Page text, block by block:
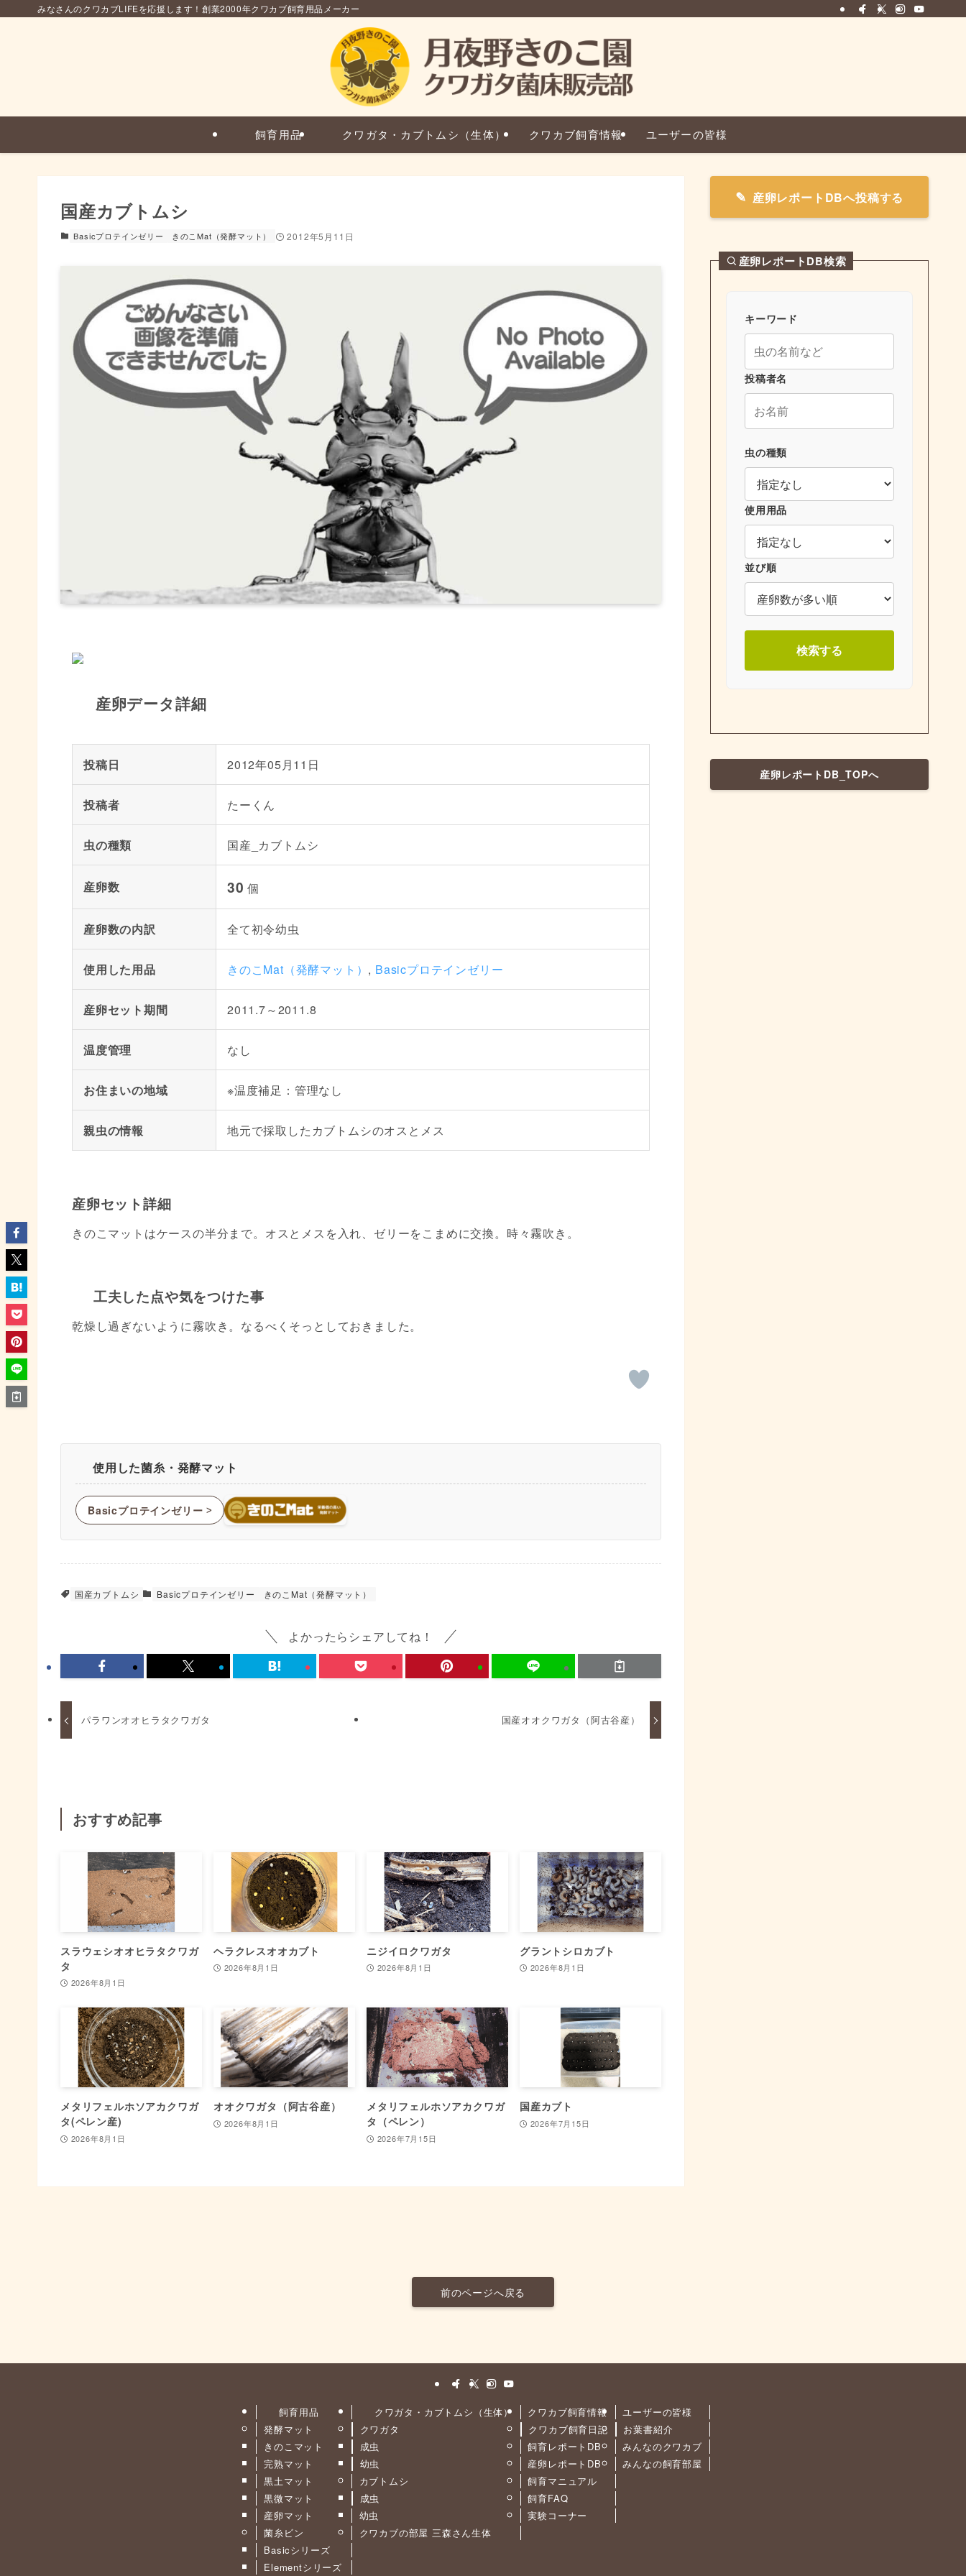
みなさんのクワカブLIFEを応援します！創業2000年クワカブ飼育用品メーカー
飼育用品 クワガタ・カブトムシ（生体） クワカブ飼育情報 ユーザーの皆様
国産カブトムシ
Basicプロテインゼリー きのこMat（発酵マット） 2012年5月11日
産卵データ詳細
投稿日 2012年05月11日
投稿者 たーくん
虫の種類 国産_カブトムシ
産卵数 30 個
産卵数の内訳 全て初令幼虫
使用した用品 きのこMat（発酵マット） , Basicプロテインゼリー
産卵セット期間 2011.7～2011.8
温度管理 なし
お住まいの地域 ※温度補足：管理なし
親虫の情報 地元で採取したカブトムシのオスとメス
産卵セット詳細
きのこマットはケースの半分まで。オスとメスを入れ、ゼリーをこまめに交換。時々霧吹き。
工夫した点や気をつけた事
乾燥し過ぎないように霧吹き。なるべくそっとしておきました。
使用した菌糸・発酵マット
Basicプロテインゼリー ᐳ
国産カブトムシ Basicプロテインゼリー きのこMat（発酵マット）
よかったらシェアしてね！
パラワンオオヒラタクワガタ 国産オオクワガタ（阿古谷産）
おすすめ記事
スラウェシオオヒラタクワガ
タ
2026年8月1日
ヘラクレスオオカブト
2026年8月1日
ニジイロクワガタ
2026年8月1日
グラントシロカブト
2026年8月1日
メタリフェルホソアカクワガ
タ(ペレン産)
2026年8月1日
オオクワガタ（阿古谷産）
2026年8月1日
メタリフェルホソアカクワガ
タ（ペレン）
2026年7月15日
国産カブト
2026年7月15日
産卵レポートDBへ投稿する
産卵レポートDB検索
キーワード
投稿者名
虫の種類
使用用品
並び順
検索する
産卵レポートDB_TOPへ
前のページへ戻る
飼育用品
発酵マット
きのこマット
完熟マット
黒土マット
黒微マット
産卵マット
菌糸ビン
Basicシリーズ
Elementシリーズ
クワガタ・カブトムシ（生体）
クワガタ
成虫
幼虫
カブトムシ
成虫
幼虫
クワカブの部屋 三森さん生体
クワカブ飼育情報
クワカブ飼育日記
飼育レポートDB
産卵レポートDB
飼育マニュアル
飼育FAQ
実験コーナー
ユーザーの皆様
お葉書紹介
みんなのクワカブ
みんなの飼育部屋